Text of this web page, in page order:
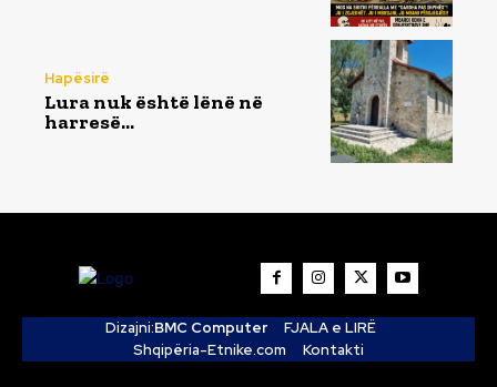
Hapësirë
Lura nuk është lënë në
harresë…
Dizajni:BMC Computer
FJALA e LIRË
Shqipëria-Etnike.com
Kontakti